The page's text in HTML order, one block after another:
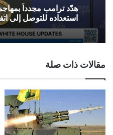
هدّد ترامب مجدداً
استعداده للتوصل إلى
مقالات ذات صلة